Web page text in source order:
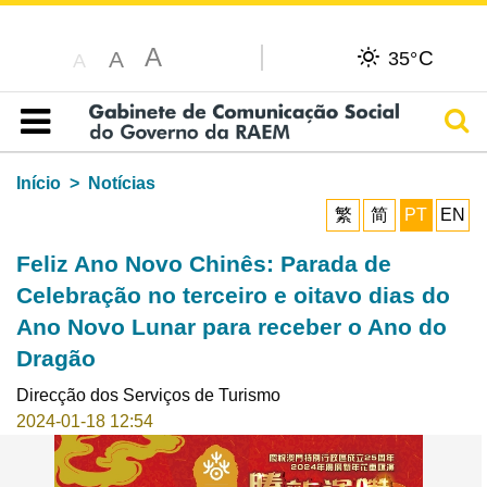
A A A 35°C
Índice
Início
Notícias
繁
简 PT EN
Feliz Ano Novo Chinês: Parada de
Celebração no terceiro e oitavo dias do
Ano Novo Lunar para receber o Ano do
Dragão
Direcção dos Serviços de Turismo
2024-01-18 12:54